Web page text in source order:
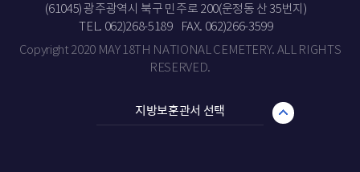
(61045) 광주광역시 북구 민주로 200(운정동 산 35번지)
TEL. 062)268-5189
FAX. 062)266-3599
Copyright 2020 MAY 18TH NATIONAL CEMETERY. ALL RIGHTS
RESERVED.
지방보훈관서 선택